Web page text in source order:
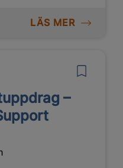
LÄS MER
–